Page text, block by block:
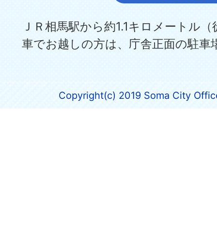
ＪＲ相馬駅から約1.1キロメートル
車でお越しの方は、庁舎正面の駐車
Copyright(c) 2019 Soma City